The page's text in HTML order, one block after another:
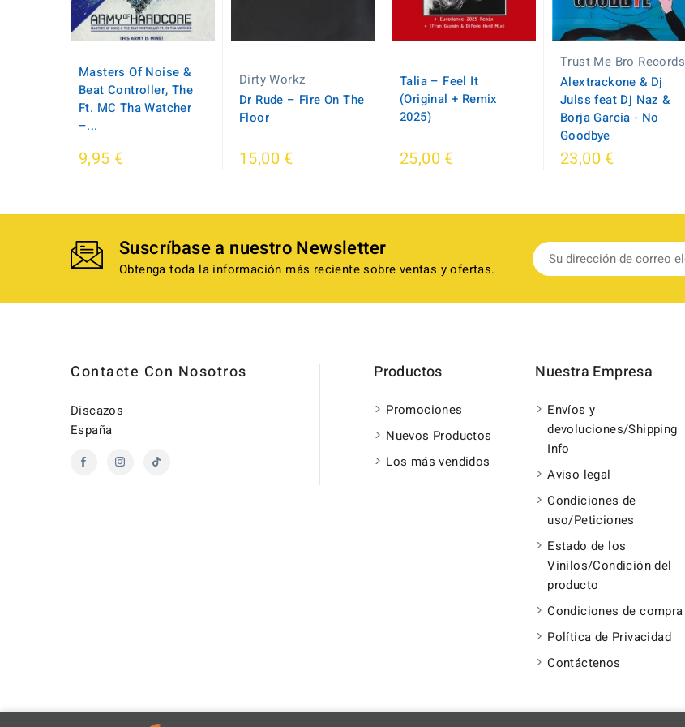
Masters Of Noise &
Beat Controller, The
Ft. MC Tha Watcher
–...
9,95 €
Dirty Workz
Dr Rude ‎– Fire On The
Floor
15,00 €
Talia – Feel It
(Original + Remix
2025)
25,00 €
Trust Me Bro Records
Alextrackone & Dj
Julss feat Dj Naz &
Borja Garcia - No
Goodbye
23,00 €
Suscríbase a nuestro Newsletter
Obtenga toda la información más reciente sobre ventas y ofertas.
Contacte Con Nosotros
Discazos
España
Productos
Promociones
Nuevos Productos
Los más vendidos
Nuestra Empresa
Envíos y
devoluciones/Shipping
Info
Aviso legal
Condiciones de
uso/Peticiones
Estado de los
Vinilos/Condición del
producto
Condiciones de compra
Política de Privacidad
Contáctenos